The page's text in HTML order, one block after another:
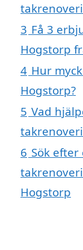
3 Få 3
Hogstorp
4 Hur
Hogstorp?
5 Vad
6 Sök
Hogstorp